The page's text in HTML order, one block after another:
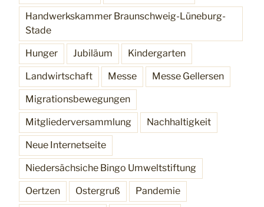
Handwerkskammer Braunschweig-Lüneburg-
Stade
Hunger Jubiläum Kindergarten
Landwirtschaft Messe Messe Gellersen
Migrationsbewegungen
Mitgliederversammlung Nachhaltigkeit
Neue Internetseite
Niedersächsiche Bingo Umweltstiftung
Oertzen Ostergruß Pandemie